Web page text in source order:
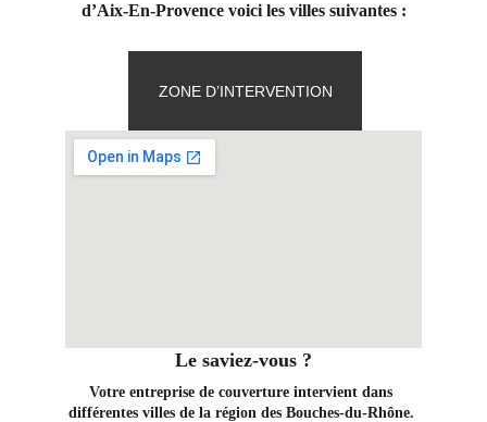
d’Aix-En-Provence voici les villes suivantes :
ZONE D’INTERVENTION
Le saviez-vous ?
Votre entreprise de couverture intervient dans
différentes villes de la région des Bouches-du-Rhône.